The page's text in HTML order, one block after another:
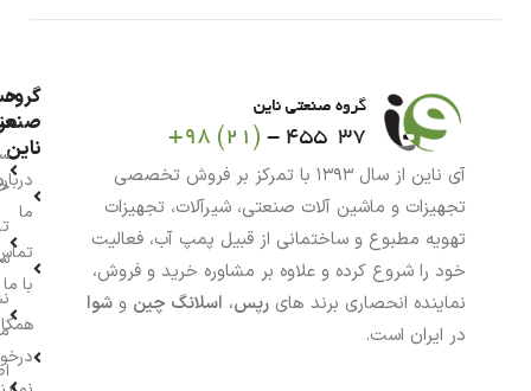
آی ناین از سال ۱۳۹۳ با تمرکز بر فروش تخصصی
تجهیزات و ماشین آلات صنعتی، شیرآلات، تجهیزات
تهویه مطبوع و ساختمانی از قبیل پمپ آب، فعالیت
خود را شروع کرده و علاوه بر مشاوره خرید و فروش،
نماینده انحصاری برند های رپس، اسلانگ چین و شوا
در ایران است.
گروه
ناین
ما
با ما